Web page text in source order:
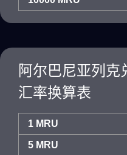
阿尔巴尼亚列克
汇率换算表
1 MRU
5 MRU